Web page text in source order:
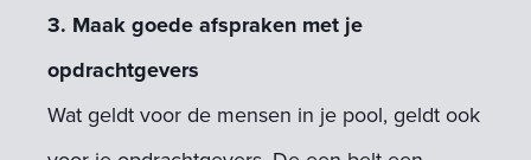
3. Maak goede afspraken met je
opdrachtgevers
Wat geldt voor de mensen in je pool, geldt ook